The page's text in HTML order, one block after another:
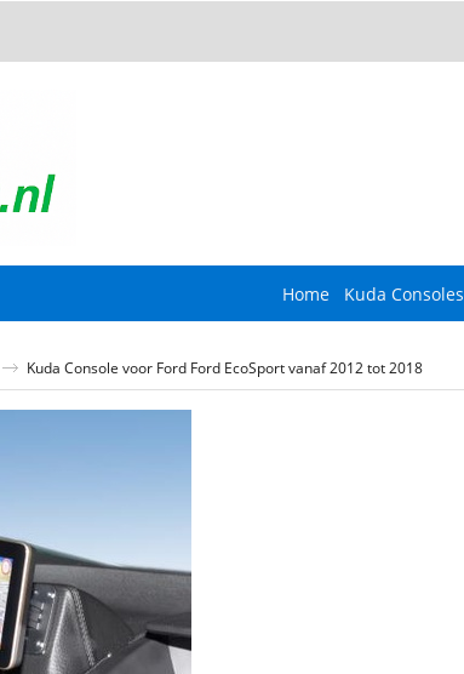
Home Kuda Consoles
Kuda Console voor Ford Ford EcoSport vanaf 2012 tot 2018